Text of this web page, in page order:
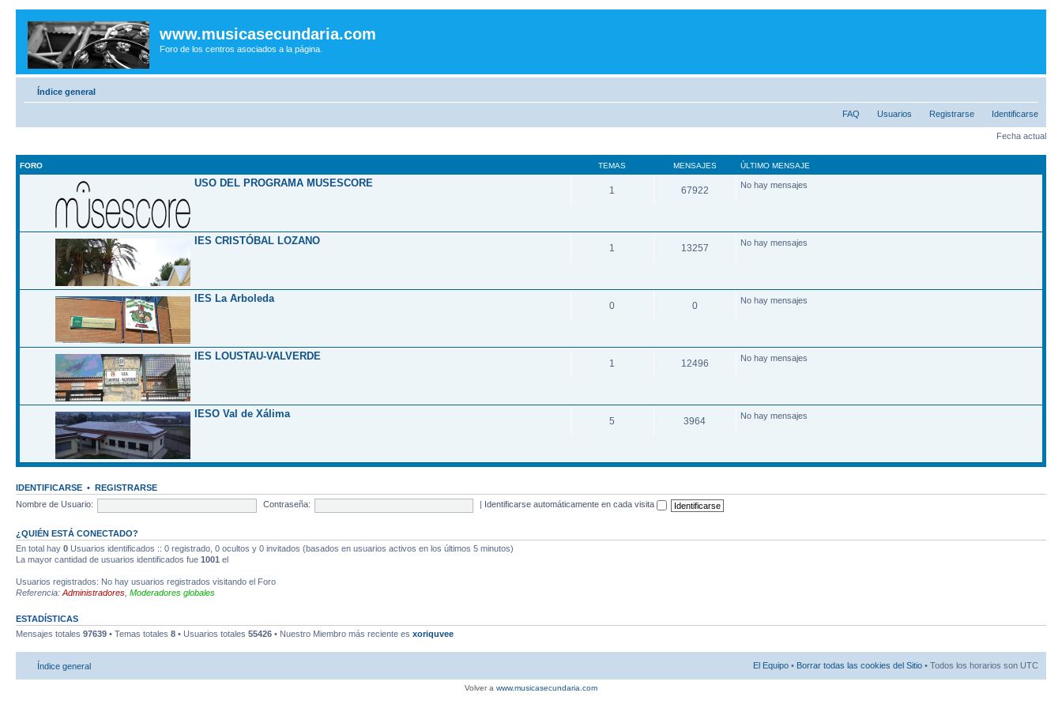
www.musicasecundaria.com
Foro de los centros asociados a la página.
Índice general
FAQ Usuarios Registrarse Identificarse
Fecha actual
FORO TEMAS MENSAJES ÚLTIMO MENSAJE
USO DEL PROGRAMA MUSESCORE
1 67922 No hay mensajes
IES CRISTÓBAL LOZANO
1 13257 No hay mensajes
IES La Arboleda
0 0 No hay mensajes
IES LOUSTAU-VALVERDE
1 12496 No hay mensajes
IESO Val de Xálima
5 3964 No hay mensajes
IDENTIFICARSE • REGISTRARSE
Nombre de Usuario:
Contraseña: Identificarse automáticamente en cada visita
¿QUIÉN ESTÁ CONECTADO?
En total hay 0 Usuarios identificados :: 0 registrado, 0 ocultos y 0 invitados (basados en usuarios activos en los últimos 5 minutos)
La mayor cantidad de usuarios identificados fue 1001 el
Usuarios registrados: No hay usuarios registrados visitando el Foro
Referencia: Administradores Moderadores globales
ESTADÍSTICAS
Mensajes totales 97639 • Temas totales 8 • Usuarios totales 55426 • Nuestro Miembro más reciente es xoriquvee
Índice general El Equipo • Borrar todas las cookies del Sitio • Todos los horarios son UTC
Volver a www.musicasecundaria.com